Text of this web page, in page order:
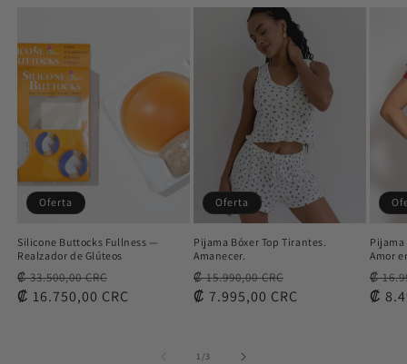
Oferta
Silicone Buttocks Fullness —
Realzador de Glúteos
Precio
habitual
₡ 33.500,00 CRC
de
₡ 16.750,00 CRC
Oferta
Pijama Bóxer Top Tirantes.
Amanecer.
Precio
habitual
₡ 15.990,00 CRC
de
₡ 7.995,00 CRC
Pijama
Amor
₡
₡
1 /de
3